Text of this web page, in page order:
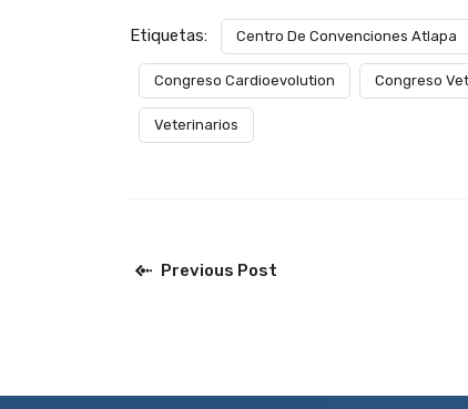
Etiquetas: Centro De Convenciones Atlapa
Congreso Cardioevolution Congreso
Veterinarios
Previous Post